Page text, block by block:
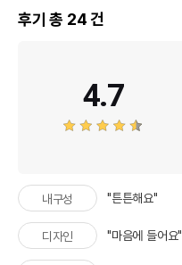
후기 총 24건
4.7
내구성 "튼튼해요"
디자인 "마음에 들어요"